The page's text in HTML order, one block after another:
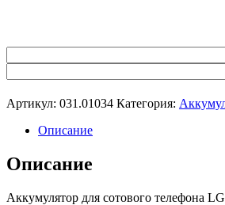
Артикул: 031.01034 Категория:
Описание
Описание
Аккумулятор для сотового телефона